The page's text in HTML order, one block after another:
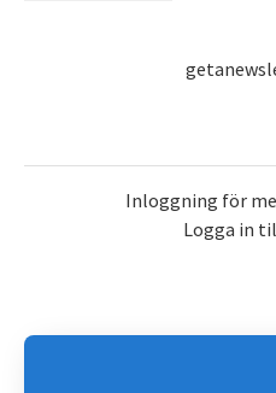
Inloggning för
Logga in